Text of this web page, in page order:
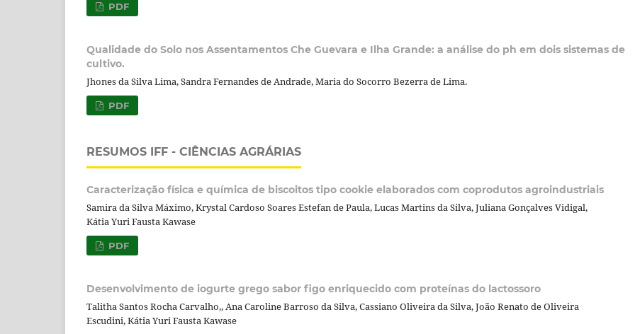
PDF
Qualidade do Solo nos Assentamentos Che Guevara e Ilha Grande: a análise do ph em dois sistemas de
cultivo.
Jhones da Silva Lima, Sandra Fernandes de Andrade, Maria do Socorro Bezerra de Lima.
PDF
RESUMOS IFF - CIÊNCIAS AGRÁRIAS
Caracterização física e química de biscoitos tipo cookie elaborados com coprodutos agroindustriais
Samira da Silva Máximo, Krystal Cardoso Soares Estefan de Paula, Lucas Martins da Silva, Juliana Gonçalves Vidigal,
Kátia Yuri Fausta Kawase
PDF
Desenvolvimento de iogurte grego sabor figo enriquecido com proteínas do lactossoro
Talitha Santos Rocha Carvalho,, Ana Caroline Barroso da Silva, Cassiano Oliveira da Silva, João Renato de Oliveira
Escudini, Kátia Yuri Fausta Kawase